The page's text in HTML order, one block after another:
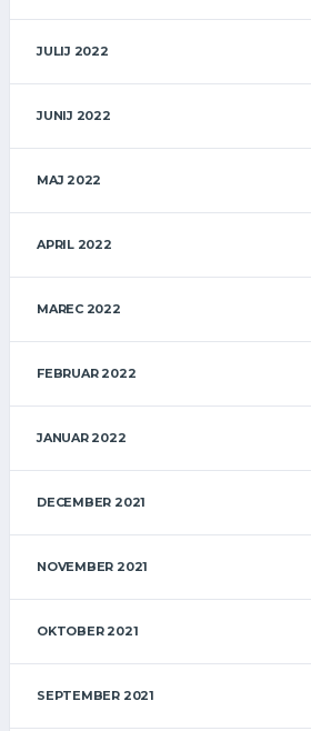
JULIJ 2022
JUNIJ 2022
MAJ 2022
APRIL 2022
MAREC 2022
FEBRUAR 2022
JANUAR 2022
DECEMBER 2021
NOVEMBER 2021
OKTOBER 2021
SEPTEMBER 2021